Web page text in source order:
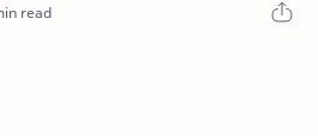
read